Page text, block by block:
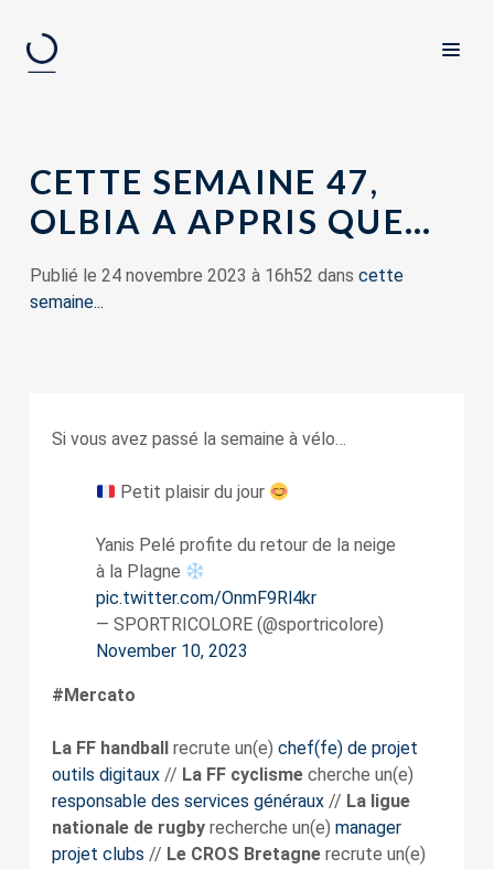
CETTE SEMAINE 47,
OLBIA A APPRIS QUE…
Publié le 24 novembre 2023 à 16h52 dans cette
semaine...
Si vous avez passé la semaine à vélo…
Petit plaisir du jour
Yanis Pelé profite du retour de la neige
à la Plagne
pic.twitter.com/OnmF9Rl4kr
— SPORTRICOLORE (@sportricolore)
November 10, 2023
#Mercato
La FF handballrecrute un(e) chef(fe) de projet
outils digitaux// La FF cyclismecherche un(e)
responsable des services généraux// La ligue
nationale de rugbyrecherche un(e) manager
projet clubs // Le CROS Bretagnerecrute un(e)